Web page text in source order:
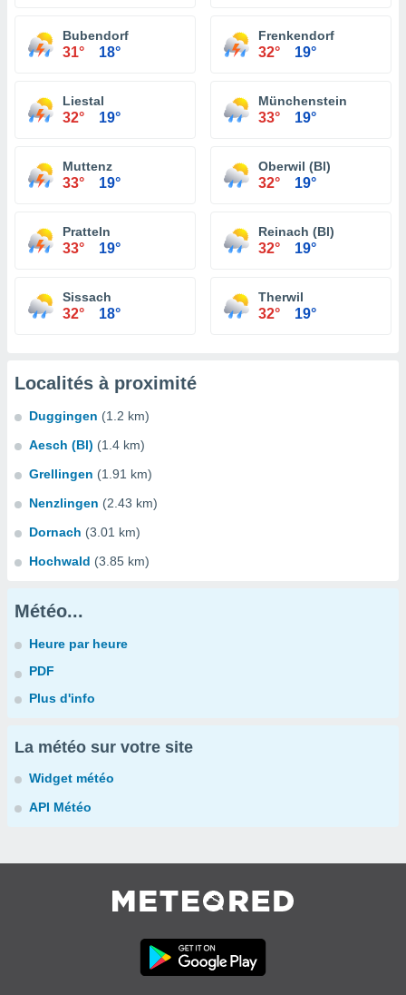
Bubendorf
31° 18°
Frenkendorf
32° 19°
Liestal
32° 19°
Münchenstein
33° 19°
Muttenz
33° 19°
Oberwil (Bl)
32° 19°
Pratteln
33° 19°
Reinach (Bl)
32° 19°
Sissach
32° 18°
Therwil
32° 19°
Localités à proximité
Duggingen (1.2 km)
Aesch (Bl) (1.4 km)
Grellingen (1.91 km)
Nenzlingen (2.43 km)
Dornach (3.01 km)
Hochwald (3.85 km)
Météo...
Heure par heure
PDF
Plus d'info
La météo sur votre site
Widget météo
API Météo